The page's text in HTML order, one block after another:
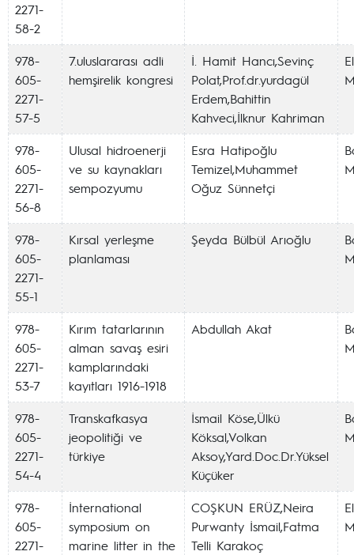
2271-
58-2
978-
605-
2271-
57-5
7.uluslararası adli
hemşirelik kongresi
İ. Hamit Hancı,Sevinç
Polat,Prof.dr.yurdagül
Erdem,Bahittin
Kahveci,İlknur Kahriman
978-
605-
2271-
56-8
Ulusal hidroenerji
ve su kaynakları
sempozyumu
Esra Hatipoğlu
Temizel,Muhammet
Oğuz Sünnetçi
978-
605-
2271-
55-1
Kırsal yerleşme
planlaması
Şeyda Bülbül Arıoğlu
978-
605-
2271-
53-7
Kırım tatarlarının
alman savaş esiri
kamplarındaki
kayıtları 1916-1918
Abdullah Akat
978-
605-
2271-
54-4
Transkafkasya
jeopolitiği ve
türkiye
İsmail Köse,Ülkü
Köksal,Volkan
Aksoy,Yard.Doc.Dr.Yüksel
Küçüker
978-
605-
2271-
İnternational
symposium on
marine litter in the
COŞKUN ERÜZ,Neira
Purwanty İsmail,Fatma
Telli Karakoç